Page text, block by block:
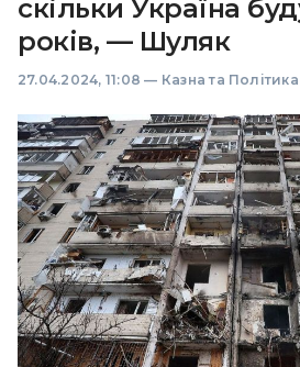
скільки Україна
років, — Шуляк
27.04.2024, 11:08 — Казна та Політика